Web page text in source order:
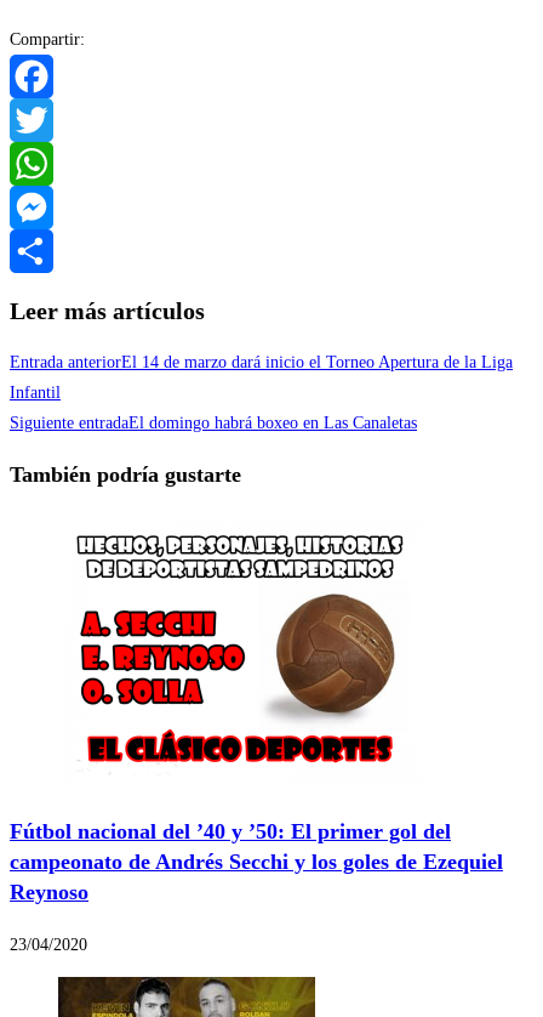
Compartir:
Facebook
Twitter
WhatsApp
Messenger
Leer más artículos
Entrada anteriorEl 14 de marzo dará inicio el Torneo Apertura de la Liga
Infantil
Siguiente entradaEl domingo habrá boxeo en Las Canaletas
También podría gustarte
Fútbol nacional del ’40 y ’50: El primer gol del
campeonato de Andrés Secchi y los goles de Ezequiel
Reynoso
23/04/2020